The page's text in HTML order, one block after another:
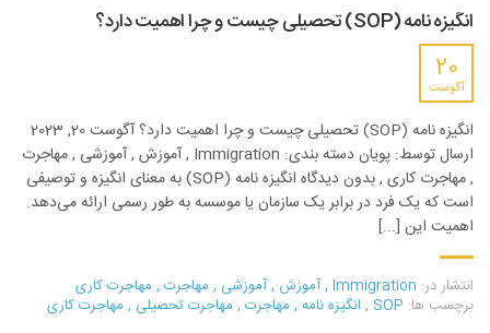
انگیزه نامه (SOP) تحصیلی چیست و چرا اهمیت دارد؟
20
آگوست
انگیزه نامه (SOP) تحصیلی چیست و چرا اهمیت دارد؟ آگوست 20, 2023
ارسال توسط: پویان دسته بندی: Immigration , آموزش , آموزشی , مهاجرت
, مهاجرت کاری , بدون دیدگاه انگیزه نامه (SOP) به معنای انگیزه و توصیفی
است که یک فرد در برابر یک سازمان یا موسسه به طور رسمی ارائه می‌دهد.
اهمیت این [...]
انتشار در: Immigration
,آموزش ,آموزشی , مهاجرت , مهاجرت کاری
برچسب ها: SOP
, انگیزه نامه , مهاجرت , مهاجرت تحصیلی , مهاجرت کاری